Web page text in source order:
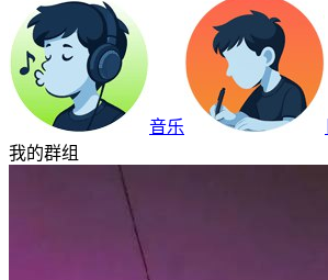
音乐
我的群组